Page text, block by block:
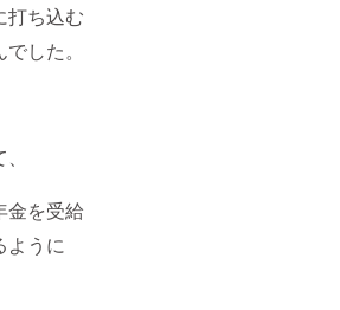
打ち込む
した。
金を受給
ように